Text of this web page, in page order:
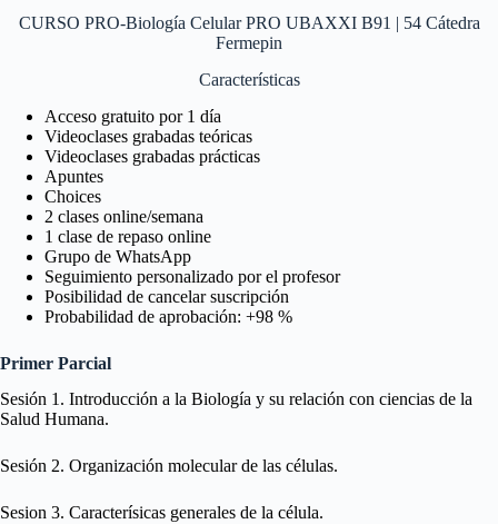
CURSO PRO-Biología Celular PRO UBAXXI B91 | 54 Cátedra
Fermepin
Características
Acceso gratuito por 1 día
Videoclases grabadas teóricas
Videoclases grabadas prácticas
Apuntes
Choices
2 clases online/semana
1 clase de repaso online
Grupo de WhatsApp
Seguimiento personalizado por el profesor
Posibilidad de cancelar suscripción
Probabilidad de aprobación: +98 %
Primer Parcial
Sesión 1. Introducción a la Biología y su relación con ciencias de la
Salud Humana.
Sesión 2. Organización molecular de las células.
Sesion 3. Caracterísicas generales de la célula.